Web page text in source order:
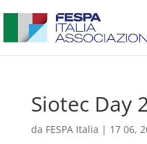
Siotec Day
da FESPA Italia | 17 06,